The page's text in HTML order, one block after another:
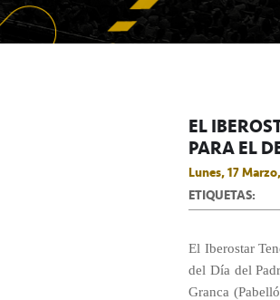
EL
PARA EL
Lunes, 17
ETIQUETAS:
El Iberostar
del Día del
Granca